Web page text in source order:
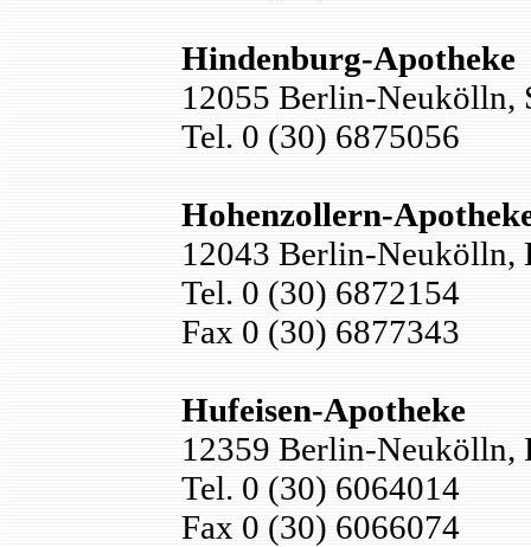
Hindenburg-Apotheke
12055 Berlin-Neukölln,
Tel. 0 (30) 6875056
Hohenzollern-
12043 Berlin-Neukölln,
Tel. 0 (30) 6872154
Fax 0 (30) 6877343
Hufeisen-Apotheke
12359 Berlin-Neukölln,
Tel. 0 (30) 6064014
Fax 0 (30) 6066074